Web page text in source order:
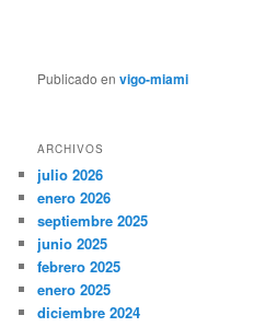
Publicado en vigo-miami
ARCHIVOS
julio 2026
enero 2026
septiembre 2025
junio 2025
febrero 2025
enero 2025
diciembre 2024